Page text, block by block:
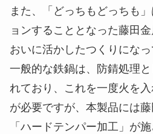
また、「どっちもどっちも
ョンすることとなった藤田
おいに活かしたつくりになっ
一般的な鉄鍋は、防錆処理
れており、これを一度火を
が必要ですが、本製品には
「ハードテンパー加工」が